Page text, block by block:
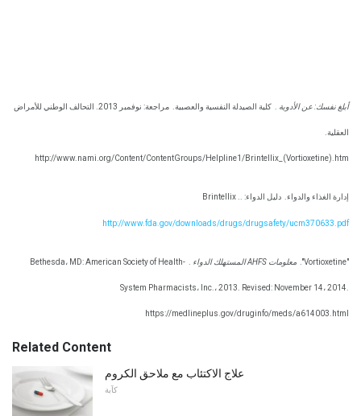
أبلغ نفسك: عن الأدوية كلية الصيدلة النفسية والعصبية. مراجعة: نوفمبر 2013. التحالف الوطني للأمراض
العقلية.
http://www.nami.org/Content/ContentGroups/Helpline1/Brintellix_(Vortioxetine).htm
إدارة الغذاء والدواء. دليل الدواء: Brintellix ..
http://www.fda.gov/downloads/drugs/drugsafety/ucm370633.pdf
"Vortioxetine". معلومات AHFS المستهلك الدواء Bethesda، MD: American Society of Health-
System Pharmacists، Inc.، 2013. Revised: November 14، 2014.
https://medlineplus.gov/druginfo/meds/a614003.html
Related Content
علاج الاكتئاب مع ملاحق الكروم
كآبة